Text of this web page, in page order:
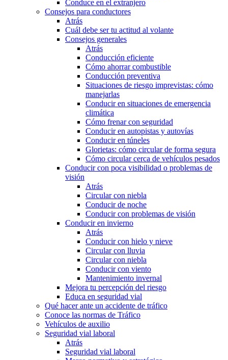
Conduce en el extranjero
Consejos para conductores
Atrás
Cuál debe ser tu actitud al volante
Consejos generales
Atrás
Conducción eficiente
Cómo ahorrar combustible
Conducción preventiva
Situaciones de riesgo imprevistas: cómo
manejarlas
Conducir en situaciones de emergencia
climática
Cómo frenar con seguridad
Conducir en autopistas y autovías
Conducir en túneles
Glorietas: cómo circular de forma segura
Cómo circular cerca de vehículos pesados
Conducir con poca visibilidad o problemas de
visión
Atrás
Circular con niebla
Conducir de noche
Conducir con problemas de visión
Conducir en invierno
Atrás
Conducir con hielo y nieve
Circular con lluvia
Circular con niebla
Conducir con viento
Mantenimiento invernal
Mejora tu percepción del riesgo
Educa en seguridad vial
Qué hacer ante un accidente de tráfico
Conoce las normas de Tráfico
Vehículos de auxilio
Seguridad vial laboral
Atrás
Seguridad vial laboral